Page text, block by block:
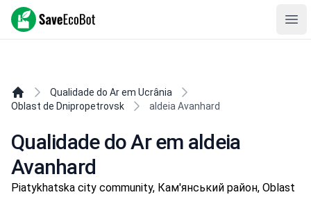
SaveEcoBot
Qualidade do Ar em Ucrânia
Oblast de Dnipropetrovsk
aldeia Avanhard
Qualidade do Ar em aldeia
Avanhard
Piatykhatska city community, Кам'янський район, Oblast